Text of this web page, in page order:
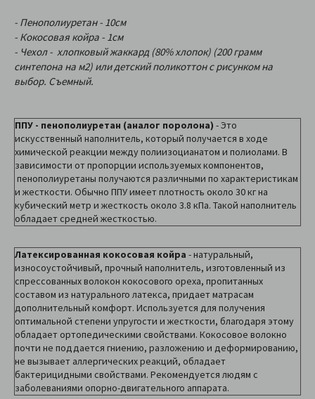
- Пенополиуретан - 10см
- Кокосовая койра - 1см
- Чехол - хлопковый жаккард (80% хлопок) (200 грамм
синтепона на м2) или детский поликоттон с рисунком на
выбор. Съемный.
ППУ - пенополиуретан (аналог поролона) - Это
искусственный наполнитель, который получается в ходе
химической реакции между полиизоцианатом и полиолами. В
зависимости от пропорции используемых компонентов,
пенополиуретаны получаются различными по характеристикам
и жесткости. Обычно ППУ имеет плотность около 30 кг на
кубический метр и жесткость около 3.8 кПа. Такой наполнитель
обладает средней жесткостью.
Латексированная кокосовая койра - натуральный,
износоустойчивый, прочный наполнитель, изготовленный из
спрессованных волокон кокосового ореха, пропитанных
составом из натурального латекса, придает матрасам
дополнительный комфорт. Используется для получения
оптимальной степени упругости и жесткости, благодаря этому
обладает ортопедическими свойствами. Кокосовое волокно
почти не поддается гниению, разложению и деформированию,
не вызывает аллергических реакций, обладает
бактерицидными свойствами. Рекомендуется людям с
заболеваниями опорно-двигательного аппарата.